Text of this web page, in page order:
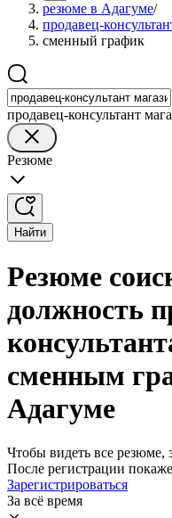
резюме в Адагуме/
продавец-
сменный график
продавец-консультант
Резюме
Найти
Резюме
должность
сменным
Адагуме
Чтобы видеть все резюме,
После регистрации
Зарегистрироваться
За всё время